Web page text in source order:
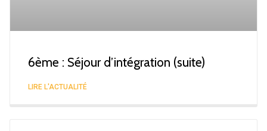
6ème : Séjour d’intégration (suite)
LIRE L'ACTUALITÉ